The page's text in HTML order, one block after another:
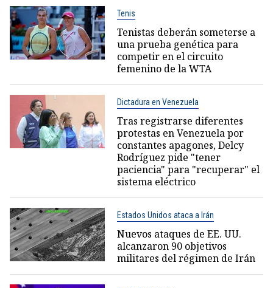
Tenis
Tenistas deberán someterse a
una prueba genética para
competir en el circuito
femenino de la WTA
Dictadura en Venezuela
Tras registrarse diferentes
protestas en Venezuela por
constantes apagones, Delcy
Rodríguez pide "tener
paciencia" para "recuperar" el
sistema eléctrico
Estados Unidos ataca a Irán
Nuevos ataques de EE. UU.
alcanzaron 90 objetivos
militares del régimen de Irán